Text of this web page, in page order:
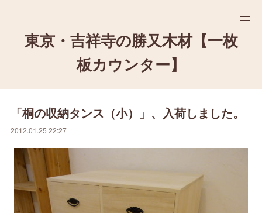
東京・吉祥寺の勝又木材【一枚
板カウンター】
「桐の収納タンス（小）」、入荷しました。
2012.01.25 22:27